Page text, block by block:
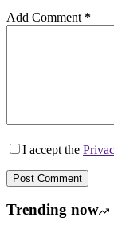
Add Comment *
I accept the
Post Comment
Trending now